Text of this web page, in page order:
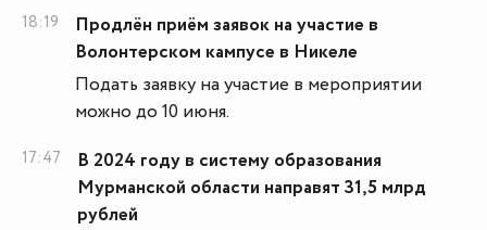
18:19
Продлён приём заявок на участие в
Волонтерском кампусе в Никеле
Подать заявку на участие в мероприятии
можно до 10 июня.
17:47
В 2024 году в систему образования
Мурманской области направят 31,5 млрд
рублей